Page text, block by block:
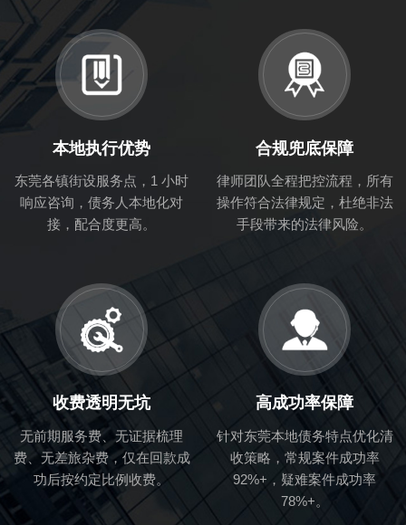
本地执行优势
东莞各镇街设服务点，1 小时
响应咨询，债务人本地化对
接，配合度更高。
合规兜底保障
律师团队全程把控流程，所有
操作符合法律规定，杜绝非法
手段带来的法律风险。
收费透明无坑
无前期服务费、无证据梳理
费、无差旅杂费，仅在回款成
功后按约定比例收费。
高成功率保障
针对东莞本地债务特点优化清
收策略，常规案件成功率
92%+，疑难案件成功率
78%+。